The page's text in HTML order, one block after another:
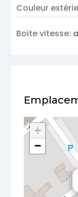
Couleur
Boite vitesse:
+
−